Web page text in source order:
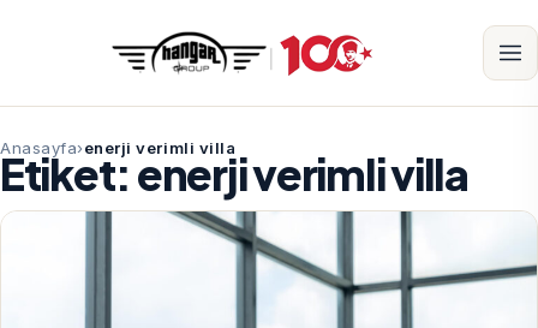
Anasayfa enerji verimli villa
Etiket: enerji verimli villa